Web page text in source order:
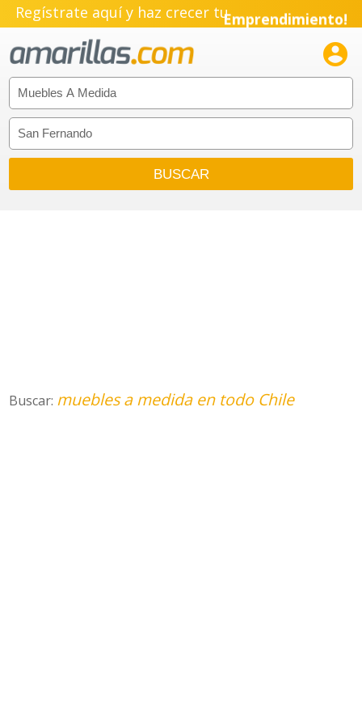
Regístrate aquí y haz crecer tu
Emprendimiento!

Buscar: muebles a medida en todo Chile